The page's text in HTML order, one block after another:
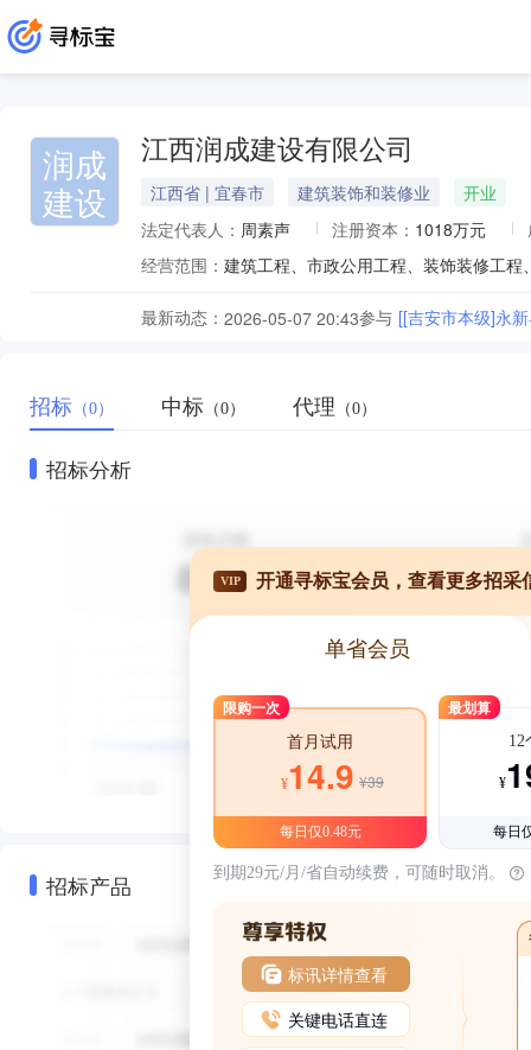
润成
建设
江西润成建设有限公司
江西省 | 宜春市 建筑装饰和装修业
开业
法定代表人： 周素声 注册资本： 1018万元
经营范围：
最新动态： 2026-05-07 20:43参与 [[吉安市本级]永
招标 （0） 中标 （0） 代理 （0）
招标分析
招标产品
VIP 开通寻标宝会员，查看更多招采
单省会员
限购一次
首月试用
¥14.9 ¥39
每日仅0.48元
最划算
12
¥
每日
到期29元/月/省自动续费，可随时取消。
标讯详情查看
关键电话直连